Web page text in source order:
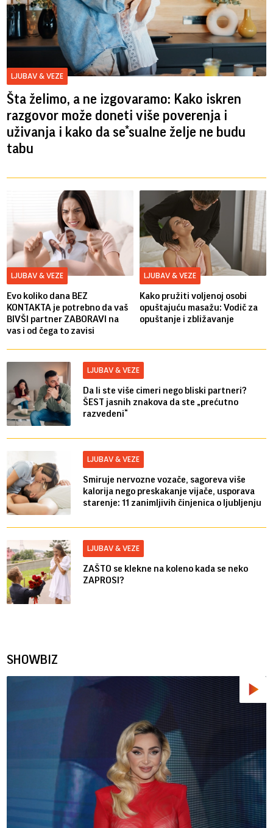
LJUBAV & VEZE
Šta želimo, a ne izgovaramo: Kako iskren
razgovor može doneti više poverenja i
uživanja i kako da se*sualne želje ne budu
tabu
LJUBAV & VEZE
Evo koliko dana BEZ
KONTAKTA je potrebno da vaš
BIVŠI partner ZABORAVI na
vas i od čega to zavisi
LJUBAV & VEZE
Kako pružiti voljenoj osobi
opuštajuću masažu: Vodič za
opuštanje i zbližavanje
LJUBAV & VEZE
Da li ste više cimeri nego bliski partneri?
ŠEST jasnih znakova da ste „prećutno
razvedeni“
LJUBAV & VEZE
Smiruje nervozne vozače, sagoreva više
kalorija nego preskakanje vijače, usporava
starenje: 11 zanimljivih činjenica o ljubljenju
LJUBAV & VEZE
ZAŠTO se klekne na koleno kada se neko
ZAPROSI?
SHOWBIZ